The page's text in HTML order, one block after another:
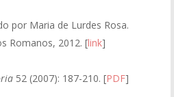
por Maria de Lurdes Rosa.
Romanos, 2012. [link]
52 (2007): 187-210. [PDF]